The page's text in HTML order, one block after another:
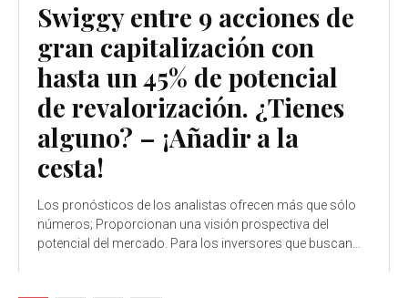
Swiggy entre 9 acciones de
gran capitalización con
hasta un 45% de potencial
de revalorización. ¿Tienes
alguno? – ¡Añadir a la
cesta!
Los pronósticos de los analistas ofrecen más que sólo
números; Proporcionan una visión prospectiva del
potencial del mercado. Para los inversores que buscan...